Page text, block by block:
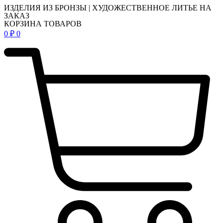
ИЗДЕЛИЯ ИЗ БРОНЗЫ | ХУДОЖЕСТВЕННОЕ ЛИТЬЕ НА
ЗАКАЗ
КОРЗИНА ТОВАРОВ
0 ₽ 0